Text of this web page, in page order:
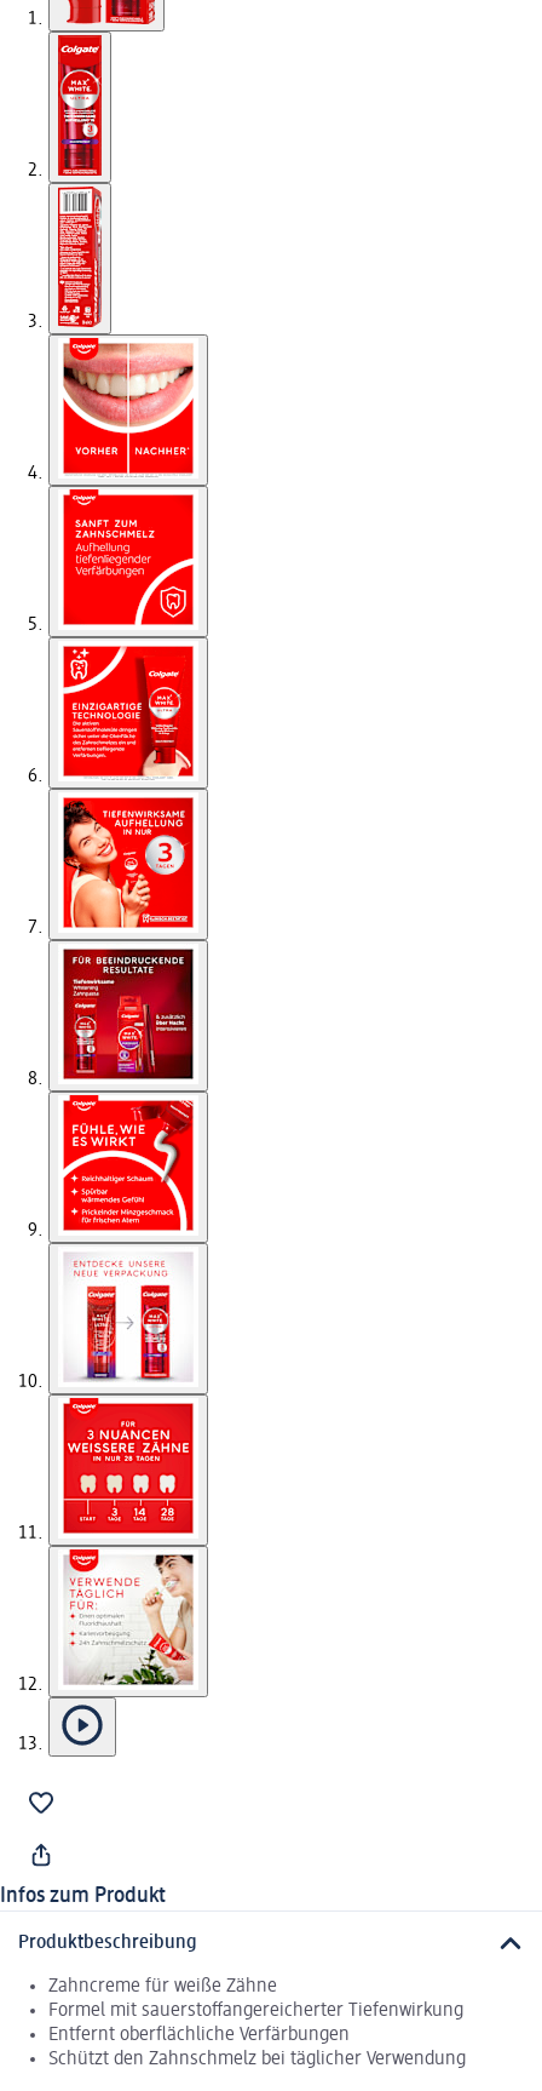
Infos zum Produkt
Produktbeschreibung
Zahncreme für weiße Zähne
Formel mit sauerstoffangereicherter Tiefenwirkung
Entfernt oberflächliche Verfärbungen
Schützt den Zahnschmelz bei täglicher Verwendung